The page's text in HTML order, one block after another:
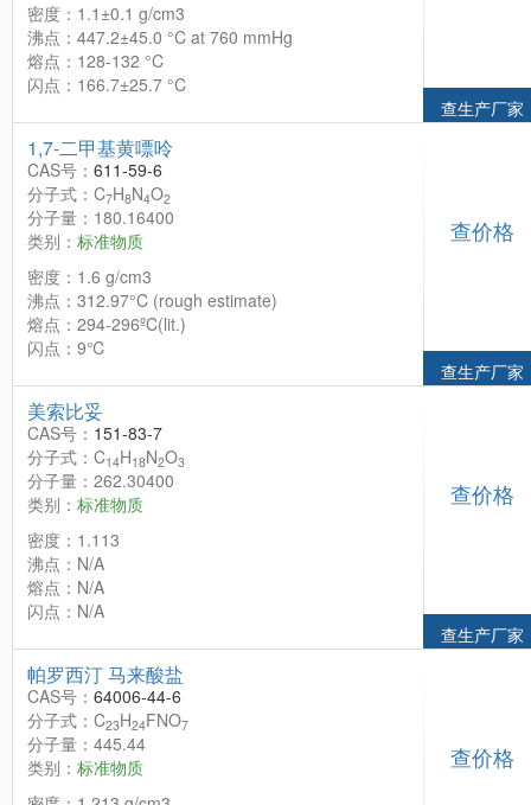
密度：1.1±0.1 g/cm3
沸点：447.2±45.0 °C at 760 mmHg
熔点：128-132 °C
闪点：166.7±25.7 °C
查生产厂家
1,7-二甲基黄嘌呤
CAS号： 611-59-6
分子式：C7H8N4O2
分子量：180.16400
类别： 标准物质
密度：1.6 g/cm3
沸点：312.97°C (rough estimate)
熔点：294-296ºC(lit.)
闪点：9℃
查价格
查生产厂家
美索比妥
CAS号： 151-83-7
分子式：C14H18N2O3
分子量：262.30400
类别： 标准物质
密度：1.113
沸点：N/A
熔点：N/A
闪点：N/A
查价格
查生产厂家
帕罗西汀 马来酸盐
CAS号： 64006-44-6
分子式：C23H24FNO7
分子量：445.44
类别： 标准物质
查价格